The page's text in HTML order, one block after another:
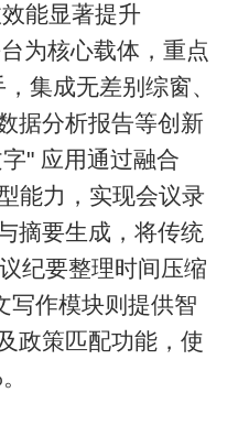
能显著提升
为核心载体，重点
集成无差别综窗、
据分析报告等创新
" 应用通过融合
能力，实现会议录
摘要生成，将传统
纪要整理时间压缩
写作模块则提供智
政策匹配功能，使